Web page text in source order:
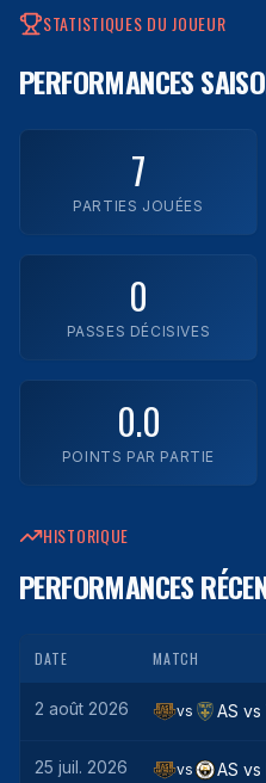
Impact Laval
Legends FC
Rush FC
STATISTIQUES DU JOUEUR
PERFORMANCES
7
PARTIES JOUÉES
0
PASSES DÉCISIVES
0.0
POINTS PAR PARTIE
HISTORIQUE
PERFORMANCES
DATE MATCH
2 août 2026 vs AS vs
25 juil. 2026 vs AS vs